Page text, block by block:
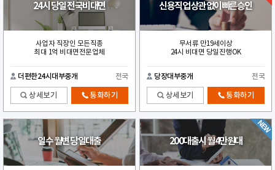
24시 당일 전국비대면
사업자 직장인 모든직종
최대 1억 비대면전문업체
더편한24시대부중개 전국
상세보기 통화하기
신용직업 상관없이빠른승인
무서류 만19세이상
24시 비대면 당일진행OK
당장대부중개 전국
상세보기 통화하기
일수 월변 당일대출 200대출시 월4만원대